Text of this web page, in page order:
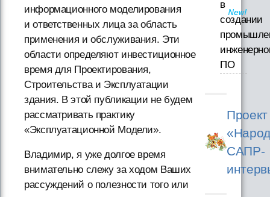
информационного моделирования
и ответственных лица за область
применения и обслуживания. Эти
области определяют инвестиционное
время для Проектирования,
Строительства и Эксплуатации
здания. В этой публикации не будем
рассматривать практику
«Эксплуатационной Модели».
Владимир, я уже долгое время
внимательно слежу за ходом Ваших
рассуждений о полезности того или
в
создании
ПО
Проект
САПР-